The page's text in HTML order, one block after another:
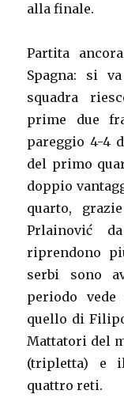
alla finale.
Partita
Spagna: si
squadra
prime due
pareggio 4-4
del primo
doppio
quarto,
Prlainović
riprendono
serbi sono
periodo
quello di
Mattatori del
(tripletta) e
quattro reti.